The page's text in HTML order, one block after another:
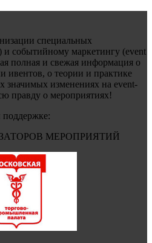
специальных
и событийному маркетингу (event
полная и свежая информация о
ивентов, о теории и практике
значимых изменениях на event-
правду о мероприятиях!
МЕРОПРИЯТИЙ